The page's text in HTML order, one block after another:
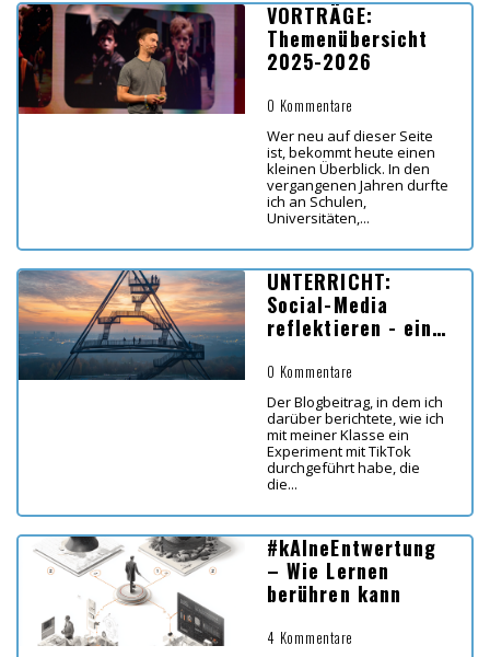
VORTRÄGE:
Themenübersicht
2025-2026
0 Kommentare
Wer neu auf dieser Seite
ist, bekommt heute einen
kleinen Überblick. In den
vergangenen Jahren durfte
ich an Schulen,
Universitäten,...
UNTERRICHT:
Social-Media
reflektieren - ein
0 Kommentare
Der Blogbeitrag, in dem ich
darüber berichtete, wie ich
mit meiner Klasse ein
Experiment mit TikTok
durchgeführt habe, die
die...
#kAIneEntwertung
– Wie Lernen
berühren kann
4 Kommentare